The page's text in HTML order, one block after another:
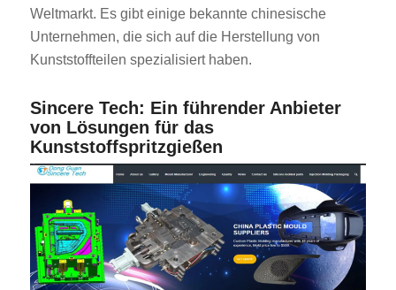
Weltmarkt. Es gibt einige bekannte chinesische
Unternehmen, die sich auf die Herstellung von
Kunststoffteilen spezialisiert haben.
Sincere Tech: Ein führender Anbieter
von Lösungen für das
Kunststoffspritzgießen